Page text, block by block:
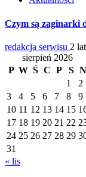
Czym są zaginarki
redakcja serwisu 2
sierpień 2026
P W Ś C P S N
1
2
3
4 5 6 7 8
9
10 11 12 13 14 15
17 18 19 20 21 22
24 25 26 27 28 29
31
« lis